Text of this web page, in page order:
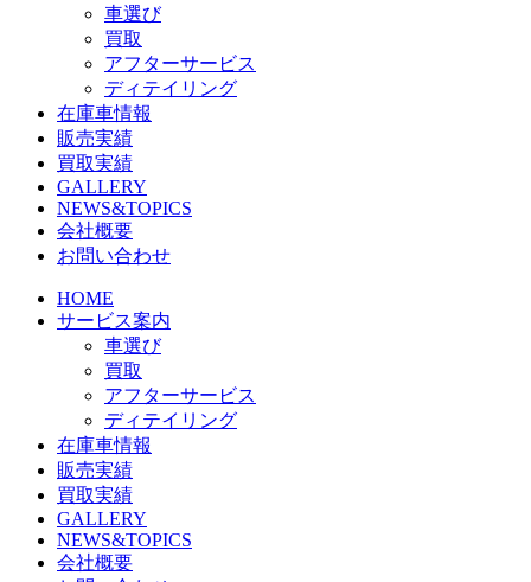
車選び
買取
アフターサービス
ディテイリング
在庫車情報
販売実績
買取実績
GALLERY
NEWS&TOPICS
会社概要
お問い合わせ
HOME
サービス案内
車選び
買取
アフターサービス
ディテイリング
在庫車情報
販売実績
買取実績
GALLERY
NEWS&TOPICS
会社概要